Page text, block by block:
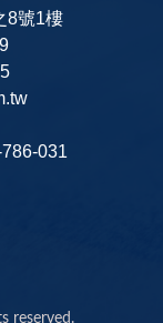
8號1樓
031
reserved.